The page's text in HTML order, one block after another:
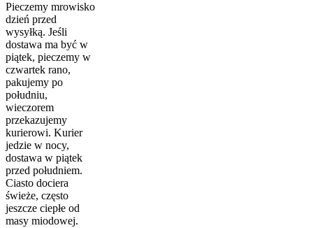
Pieczemy mrowisko
dzień przed
wysyłką. Jeśli
dostawa ma być w
piątek, pieczemy w
czwartek rano,
pakujemy po
południu,
wieczorem
przekazujemy
kurierowi. Kurier
jedzie w nocy,
dostawa w piątek
przed południem.
Ciasto dociera
świeże, często
jeszcze ciepłe od
masy miodowej.